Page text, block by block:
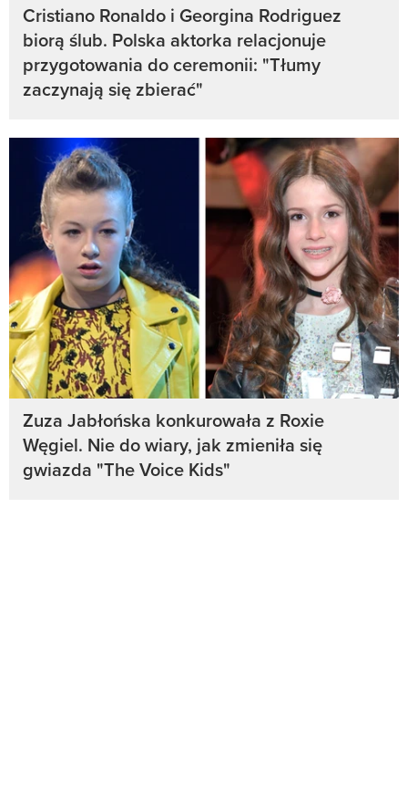
Cristiano Ronaldo i Georgina Rodriguez
biorą ślub. Polska aktorka relacjonuje
przygotowania do ceremonii: "Tłumy
zaczynają się zbierać"
Zuza Jabłońska konkurowała z Roxie
Węgiel. Nie do wiary, jak zmieniła się
gwiazda "The Voice Kids"